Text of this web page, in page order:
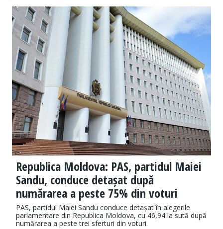
Republica Moldova: PAS, partidul Maiei
Sandu, conduce detașat după
numărarea a peste 75% din voturi
PAS, partidul Maiei Sandu conduce detașat în alegerile
parlamentare din Republica Moldova, cu 46,94 la sută după
numărarea a peste trei sferturi din voturi.